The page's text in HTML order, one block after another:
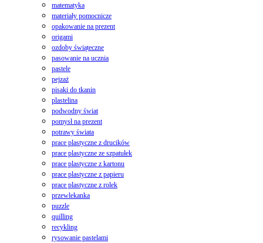
matematyka
materiały pomocnicze
opakowanie na prezent
origami
ozdoby świąteczne
pasowanie na ucznia
pastele
pejzaż
pisaki do tkanin
plastelina
podwodny świat
pomysł na prezent
potrawy świata
prace plastyczne z drucików
prace plastyczne ze szpatułek
prace plastyczne z kartonu
prace plastyczne z papieru
prace plastyczne z rolek
przewlekanka
puzzle
quilling
recykling
rysowanie pastelami